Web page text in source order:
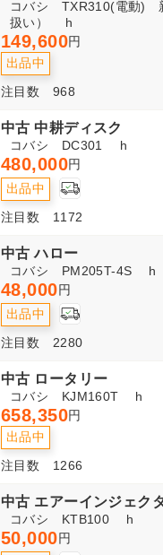
コバシ TXR310(電動)
扱い） h
149,600円
出品中
注目数 968
中古 中耕ディスク
コバシ DC301 h
480,000円
出品中
注目数 1172
中古 ハロー
コバシ PM205T-4S h
48,000円
出品中
注目数 2280
中古 ロータリー
コバシ KJM160T h
658,350円
出品中
注目数 1266
中古 エアーインジェク
コバシ KTB100 h
50,000円